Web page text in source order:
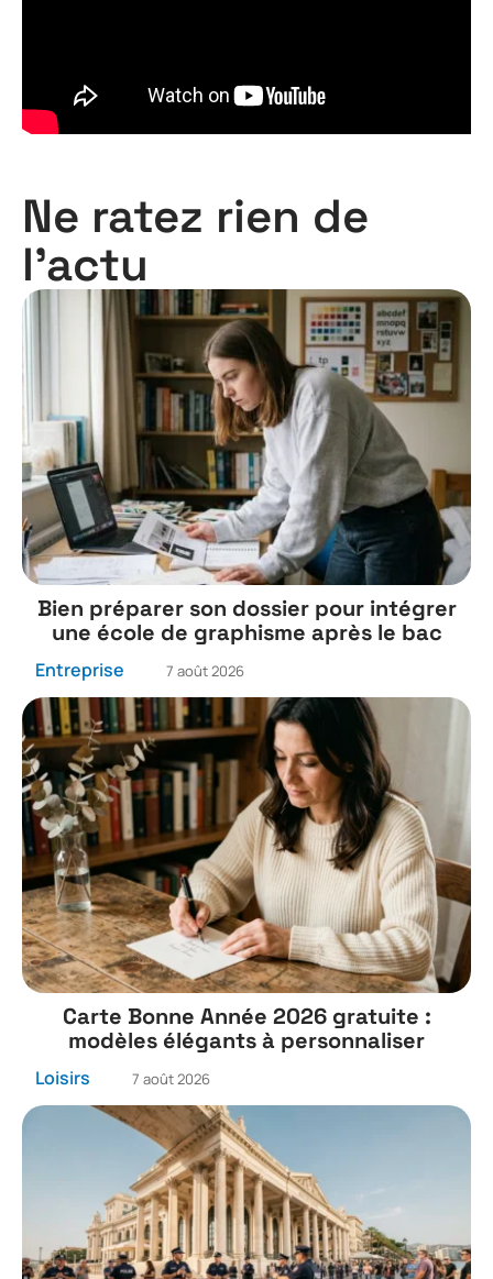
Ne ratez rien de
l'actu
Bien préparer son dossier pour intégrer
une école de graphisme après le bac
Entreprise 7 août 2026
Carte Bonne Année 2026 gratuite :
modèles élégants à personnaliser
Loisirs 7 août 2026